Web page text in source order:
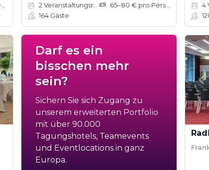
2 Veranstaltungsräume
164 Gäste
4
Darf es ein
bisschen mehr
sein?
Sichern Sie sich Zugang zu
unserem erweiterten Portfolio
mit über 90.000
Tagungshotels, Teamevents
und Eventlocations in ganz
Europa.